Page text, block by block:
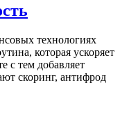
технологиях
которая ускоряет
с тем добавляет
скоринг, антифрод